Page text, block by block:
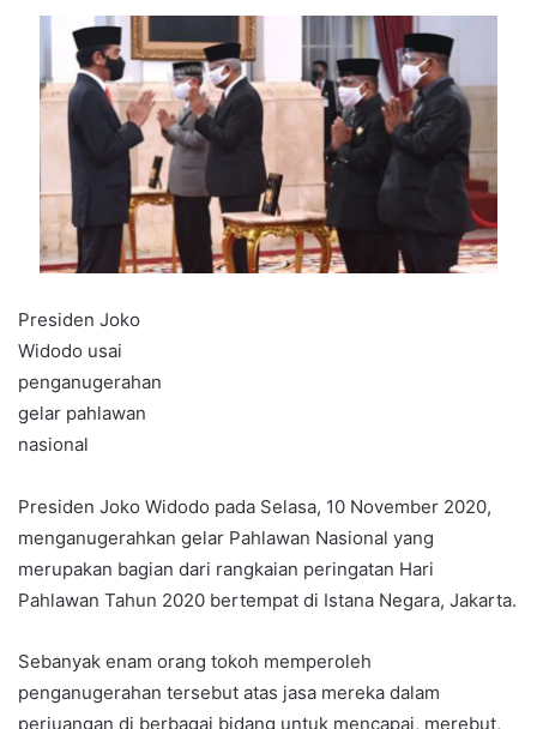
Presiden Joko
Widodo usai
penganugerahan
gelar pahlawan
nasional
Presiden Joko Widodo pada Selasa, 10 November 2020,
menganugerahkan gelar Pahlawan Nasional yang
merupakan bagian dari rangkaian peringatan Hari
Pahlawan Tahun 2020 bertempat di Istana Negara, Jakarta.
Sebanyak enam orang tokoh memperoleh
penganugerahan tersebut atas jasa mereka dalam
perjuangan di berbagai bidang untuk mencapai, merebut,